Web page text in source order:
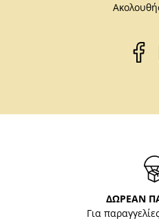
ΔΩΡΕΑΝ
Για